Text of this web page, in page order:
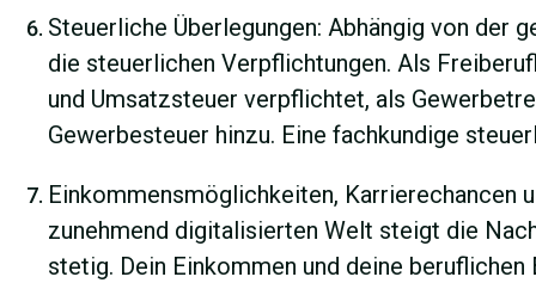
Steuerliche Überlegungen: Abhängig von der
die steuerlichen Verpflichtungen. Als
und Umsatzsteuer verpflichtet, als
Gewerbesteuer hinzu. Eine fachkundige
Einkommensmöglichkeiten, Karrierechancen
zunehmend digitalisierten Welt steigt die
stetig. Dein Einkommen und deine